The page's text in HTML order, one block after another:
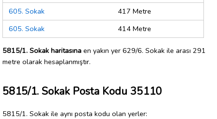
605. Sokak
417 Metre
605. Sokak
414 Metre
5815/1. Sokak haritasına en yakın yer 629/6. Sokak ile arası 291
metre olarak hesaplanmıştır.
5815/1. Sokak Posta Kodu 35110
5815/1. Sokak ile aynı posta kodu olan yerler: